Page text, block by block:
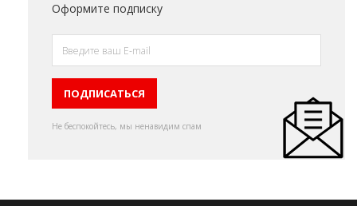
Оформите подписку
Не беспокойтесь, мы ненавидим спам